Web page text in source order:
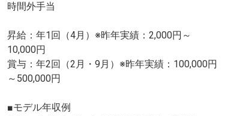
時間外手当
昇給：年1回（4月）※昨年実績：2,000円～
10,000円
賞与：年2回（2月・9月）※昨年実績：100,000円
～500,000円
■モデル年収例